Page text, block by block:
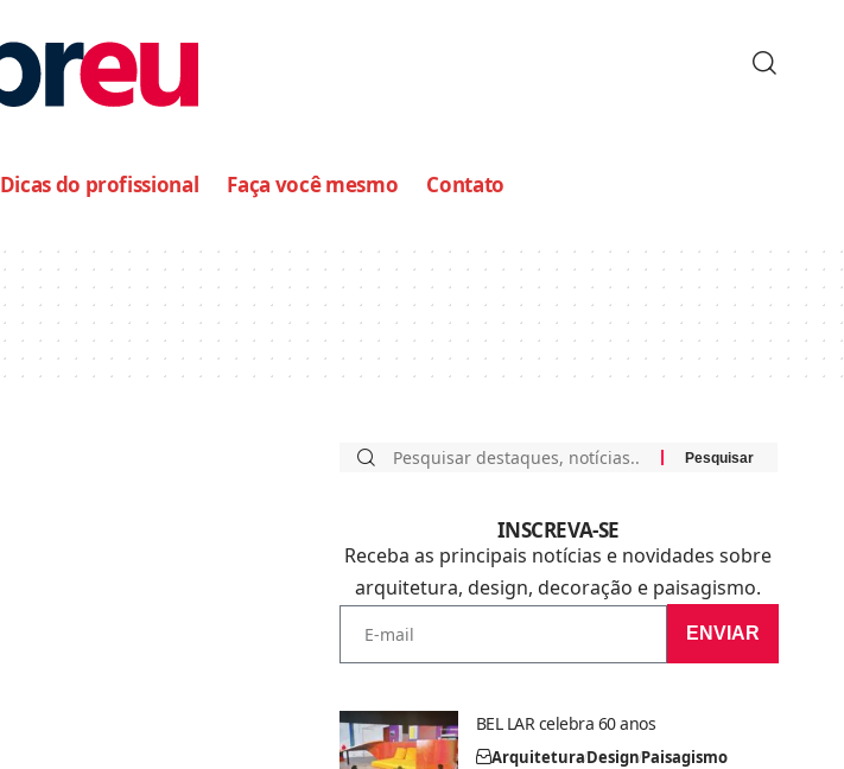
Dicas do profissional Faça você mesmo Contato
INSCREVA-SE
Receba as principais notícias e novidades sobre
arquitetura, design, decoração e paisagismo.
ENVIAR
BEL LAR celebra 60 anos
ArquiteturaDesignPaisagismo